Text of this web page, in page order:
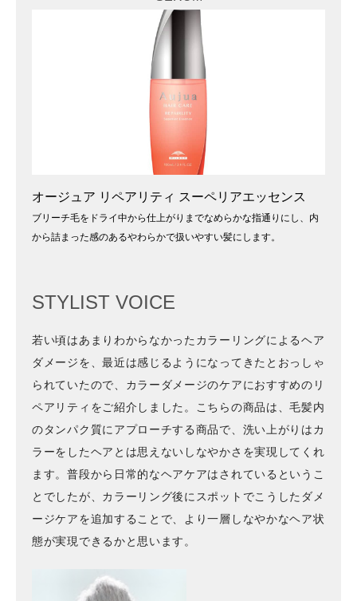
オージュア リペアリティ スーペリアエッセンス
ブリーチ毛をドライ中から仕上がりまでなめらかな指通りにし、内
から詰まった感のあるやわらかで扱いやすい髪にします。
STYLIST VOICE
若い頃はあまりわからなかったカラーリングによるヘア
ダメージを、最近は感じるようになってきたとおっしゃ
られていたので、カラーダメージのケアにおすすめのリ
ペアリティをご紹介しました。こちらの商品は、毛髪内
のタンパク質にアプローチする商品で、洗い上がりはカ
ラーをしたヘアとは思えないしなやかさを実現してくれ
ます。普段から日常的なヘアケアはされているというこ
とでしたが、カラーリング後にスポットでこうしたダメ
ージケアを追加することで、より一層しなやかなヘア状
態が実現できるかと思います。